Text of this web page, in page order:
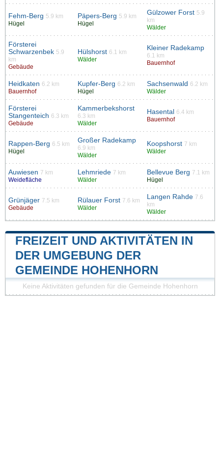
Fehm-Berg 5.9 km
Hügel
Päpers-Berg 5.9 km
Hügel
Gülzower Forst 5.9
km
Wälder
Försterei
Schwarzenbek 5.9
km
Gebäude
Hülshorst 6.1 km
Wälder
Kleiner Radekamp
6.1 km
Bauernhof
Heidkaten 6.2 km
Bauernhof
Kupfer-Berg 6.2 km
Hügel
Sachsenwald
6.2 km
Wälder
Försterei
Stangenteich 6.3 km
Gebäude
Kammerbekshorst
6.3 km
Wälder
Hasental
6.4 km
Bauernhof
Rappen-Berg 6.5 km
Hügel
Großer Radekamp
6.9 km
Wälder
Koopshorst 7 km
Wälder
Auwiesen 7 km
Weidefläche
Lehmriede 7 km
Wälder
Bellevue Berg 7.1 km
Hügel
Grünjäger 7.5 km
Gebäude
Rülauer Forst 7.6 km
Wälder
Langen Rahde 7.6
km
Wälder
FREIZEIT UND AKTIVITÄTEN IN
DER UMGEBUNG DER
GEMEINDE HOHENHORN
Keine Aktivitäten gefunden für die Gemeinde Hohenhorn